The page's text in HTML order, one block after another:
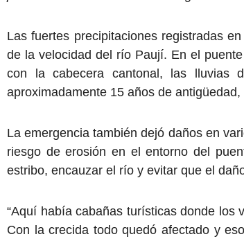
Las fuertes precipitaciones registradas
de la velocidad del río Paují. En el
con la cabecera cantonal, las lluvias
aproximadamente 15 años de
La emergencia también dejó daños en
riesgo de erosión en el entorno del
estribo, encauzar el río y evitar que el
“Aquí había cabañas turísticas donde los
Con la crecida todo quedó afectado y